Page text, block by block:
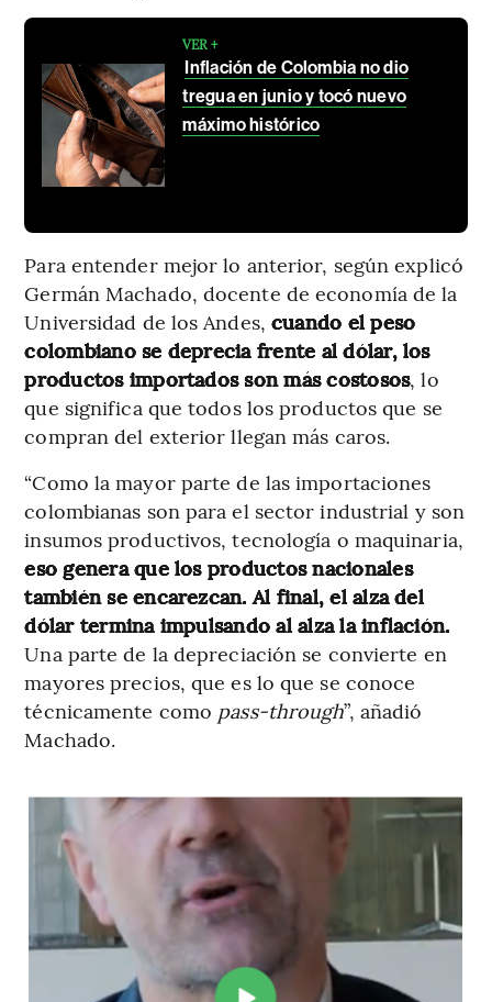
VER +
Inflación de Colombia no dio
tregua en junio y tocó nuevo
máximo histórico
Para entender mejor lo anterior, según explicó
Germán Machado, docente de economía de la
Universidad de los Andes, cuando el peso
colombiano se deprecia frente al dólar, los
productos importados son más costosos, lo
que significa que todos los productos que se
compran del exterior llegan más caros.
“Como la mayor parte de las importaciones
colombianas son para el sector industrial y son
insumos productivos, tecnología o maquinaria,
eso genera que los productos nacionales
también se encarezcan. Al final, el alza del
dólar termina impulsando al alza la inflación.
Una parte de la depreciación se convierte en
mayores precios, que es lo que se conoce
técnicamente como pass-through”, añadió
Machado.